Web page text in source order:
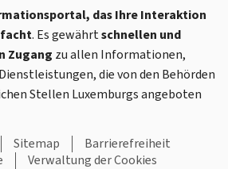
das Ihre Interaktion
. Es gewährtschnellen und
Zugang zu allen Informationen,
die von den Behörden
Stellen Luxemburgs angeboten
Sitemap
Barrierefreiheit
Verwaltung der Cookies